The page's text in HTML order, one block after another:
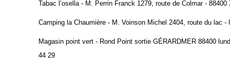
Tabac l’osella - M. Perrin Franck 1279, route de Colmar -
Camping la Chaumière - M. Voinson Michel 2404, route du lac -
Magasin point vert - Rond Point sortie GÉRARDMER 88400
44 29